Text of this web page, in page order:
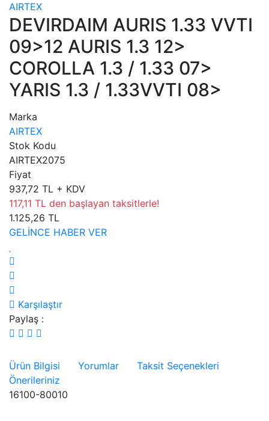
AIRTEX
DEVIRDAIM AURIS 1.33 VVTI
09>12 AURIS 1.3 12>
COROLLA 1.3 / 1.33 07>
YARIS 1.3 / 1.33VVTI 08>
Marka
AIRTEX
Stok Kodu
AIRTEX2075
Fiyat
937,72 TL + KDV
117,11 TL den başlayan taksitlerle!
1.125,26 TL
GELİNCE HABER VER
Karşılaştır
Paylaş :
Ürün Bilgisi Yorumlar
Taksit Seçenekleri
Önerileriniz
16100-80010